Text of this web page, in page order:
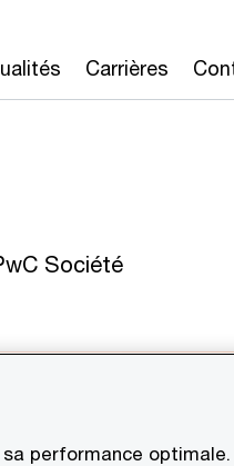
Carrières
Société
performance optimale.